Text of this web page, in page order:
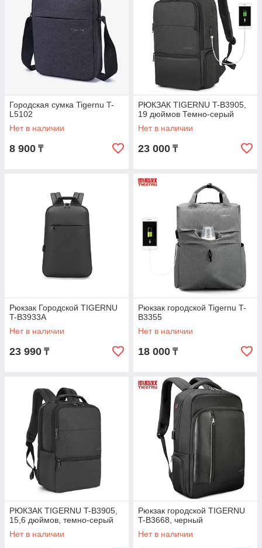
Городская сумка Tigernu T-
L5102
Нет в наличии
8 900 ₸
РЮКЗАК TIGERNU T-B3905,
19 дюймов Темно-серый
Нет в наличии
23 000 ₸
Рюкзак Городской TIGERNU
T-B3933A
Нет в наличии
23 990 ₸
Рюкзак городской Tigernu T-
B3355
Нет в наличии
18 000 ₸
РЮКЗАК TIGERNU T-B3905,
15,6 дюймов, темно-серый
Нет в наличии
Рюкзак городской TIGERNU
T-B3668, черный
Нет в наличии